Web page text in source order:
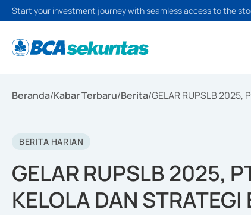
Start your investment journey with seamless access to the
Beranda/Kabar Terbaru/Berita/GELAR RUPSLB 2025,
BERITA HARIAN
GELAR RUPSLB 2025,
KELOLA DAN